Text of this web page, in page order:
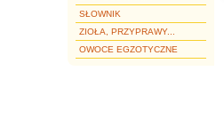
SŁOWNIK
ZIOŁA, PRZYPRAWY...
OWOCE EGZOTYCZNE